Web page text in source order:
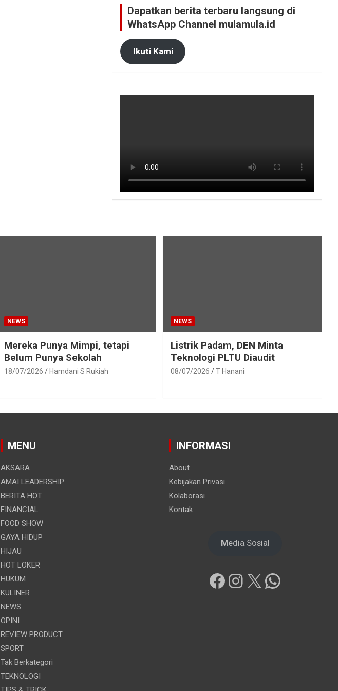
Dapatkan berita terbaru langsung di
WhatsApp Channel mulamula.id
Ikuti Kami
NEWS
Mereka Punya Mimpi, tetapi
Belum Punya Sekolah
18/07/2026 Hamdani S Rukiah
NEWS
Listrik Padam, DEN Minta
Teknologi PLTU Diaudit
08/07/2026 T Hanani
MENU
AKSARA
AMAI LEADERSHIP
BERITA HOT
FINANCIAL
FOOD SHOW
GAYA HIDUP
HIJAU
HOT LOKER
HUKUM
KULINER
NEWS
OPINI
REVIEW PRODUCT
SPORT
Tak Berkategori
TEKNOLOGI
INFORMASI
About
Kebijakan Privasi
Kolaborasi
Kontak
Media Sosial
Facebook
Instagram
X